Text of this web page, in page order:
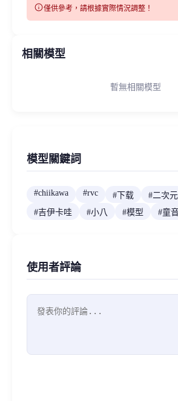
info僅供參考，請根據實際情況調整！
相關模型
暫無相關模型
模型關鍵詞
#chiikawa #rvc # 下载 #二次元
#吉伊卡哇 #小八 #模型 #童
使用者評論